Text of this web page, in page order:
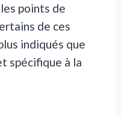
points de
de ces
indiqués que
spécifique à la